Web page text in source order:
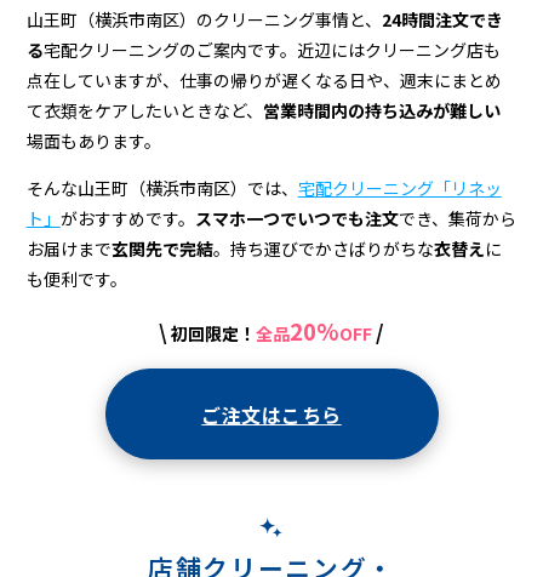
ン
グ
店
＆
宅
配
ク
山王町（横浜市南区）のクリーニング事情と、 24時間注文でき
る宅配クリーニングのご案内です。近辺にはクリーニング店も
点在していますが、仕事の帰りが遅くなる日や、週末にまとめ
て衣類をケアしたいときなど、 営業時間内の持ち込みが難しい
場面もあります。
そんな山王町（横浜市南区）では、 宅配クリーニング「リネッ
ト」 がおすすめです。 スマホ一つでいつでも注文でき、集荷から
お届けまで玄関先で完結。持ち運びでかさばりがちな衣替えに
も便利です。
\ 初回限定！ 全品20%OFF /
ご注文はこちら
店舗クリーニング・